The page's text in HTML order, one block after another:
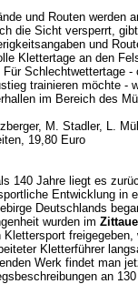
und Routen werden
die Sicht versperrt,
und
Klettertage an den
Für Schlechtwettertage -
trainieren möchte -
im Bereich des
M. Stadler, L.
19,80 Euro
140 Jahre liegt es
Entwicklung in
Deutschlands
wurden im
Klettersport freigegeben,
Kletterführer
Werk findet man
an